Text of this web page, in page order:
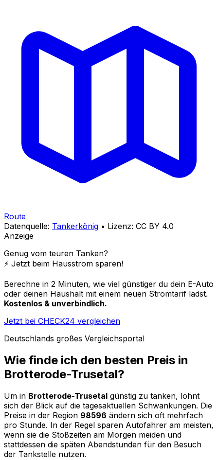
Route
Datenquelle: Tankerkönig • Lizenz: CC BY 4.0
Anzeige
Genug vom teuren Tanken?
⚡️ Jetzt beim Hausstrom sparen!
Berechne in 2 Minuten, wie viel günstiger du dein E-Auto
oder deinen Haushalt mit einem neuen Stromtarif lädst.
Kostenlos & unverbindlich.
Jetzt bei CHECK24 vergleichen
Deutschlands großes Vergleichsportal
Wie finde ich den besten Preis in
Brotterode-Trusetal?
Um in Brotterode-Trusetal günstig zu tanken, lohnt
sich der Blick auf die tagesaktuellen Schwankungen. Die
Preise in der Region 98596 ändern sich oft mehrfach
pro Stunde. In der Regel sparen Autofahrer am meisten,
wenn sie die Stoßzeiten am Morgen meiden und
stattdessen die späten Abendstunden für den Besuch
der Tankstelle nutzen.